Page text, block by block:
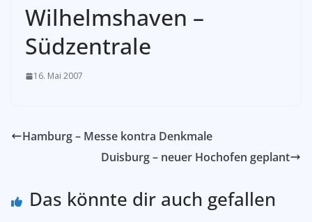
Wilhelmshaven –
Südzentrale
16. Mai 2007
Hamburg – Messe kontra Denkmale
Duisburg – neuer Hochofen geplant
Das könnte dir auch gefallen